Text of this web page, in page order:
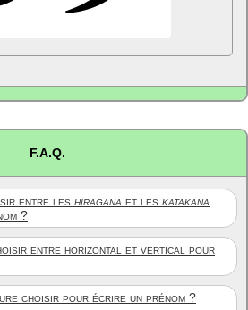
F.A.Q.
entre les hiragana et les katakana
?
entre horizontal et vertical pour
choisir pour écrire un prénom ?